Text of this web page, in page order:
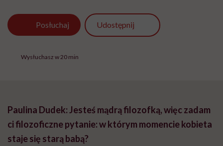
Posłuchaj Udostępnij
Wysłuchasz w 20 min
Paulina Dudek: Jesteś mądrą filozofką, więc zadam
ci filozoficzne pytanie: w którym momencie kobieta
staje się starą babą?